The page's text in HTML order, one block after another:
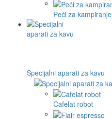
Peći za kampiranje
Specijalni aparati za kavu
Cafelat robot